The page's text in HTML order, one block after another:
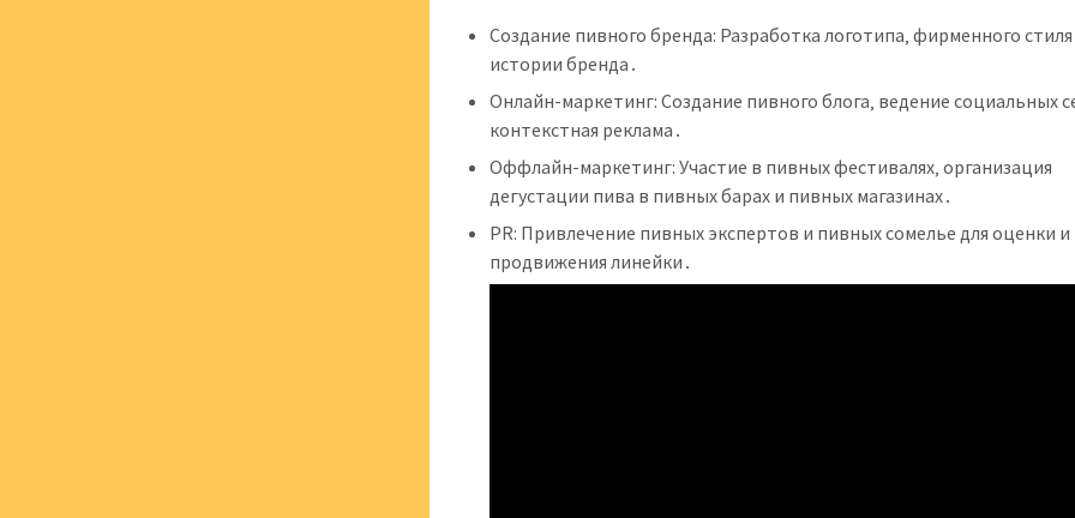
Создание пивного бренда: Разработка логотипа‚ фирменного стиля
истории бренда․
Онлайн-маркетинг: Создание пивного блога‚ ведение социальных
контекстная реклама․
Оффлайн-маркетинг: Участие в пивных фестивалях‚ организация
дегустации пива в пивных барах и пивных магазинах․
PR: Привлечение пивных экспертов и пивных сомелье для оценки и
продвижения линейки․